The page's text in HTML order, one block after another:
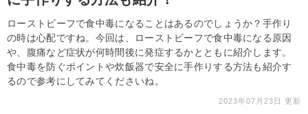
ローストビーフで食中毒になることはあるのでしょうか？手作り
の時は心配ですね。今回は、ローストビーフで食中毒になる原因
や、腹痛など症状が何時間後に発症するかとともに紹介します。
食中毒を防ぐポイントや炊飯器で安全に手作りする方法も紹介す
るので参考にしてみてくださいね。
2023年07月23日 更新